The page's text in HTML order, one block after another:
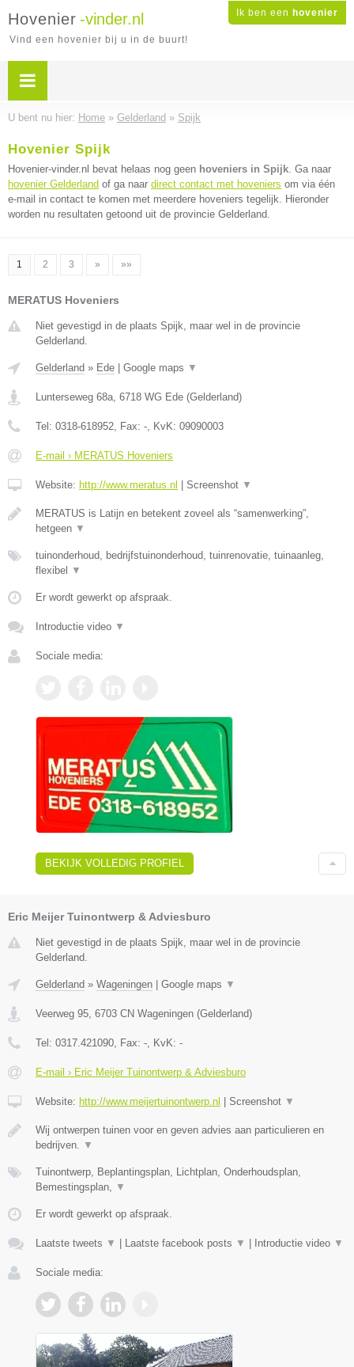
Ik ben een hovenier
Hovenier -vinder.nl
Vind een hovenier bij u in de buurt!
U bent nu hier: Home » Gelderland » Spijk
Hovenier Spijk
Hovenier-vinder.nl bevat helaas nog geen hoveniers in Spijk. Ga naar
hovenier Gelderland of ga naar direct contact met hoveniers om via één
e-mail in contact te komen met meerdere hoveniers tegelijk. Hieronder
worden nu resultaten getoond uit de provincie Gelderland.
1 2 3 » »»
MERATUS Hoveniers
Niet gevestigd in de plaats Spijk, maar wel in de provincie
Gelderland.
Gelderland » Ede Google maps ▼
Lunterseweg 68a, 6718 WG Ede (Gelderland)
Tel: 0318-618952, Fax: -, KvK: 09090003
E-mail › MERATUS Hoveniers
Website: http://www.meratus.nl Screenshot ▼
MERATUS is Latijn en betekent zoveel als “samenwerking”,
hetgeen ▼
tuinonderhoud, bedrijfstuinonderhoud, tuinrenovatie, tuinaanleg,
flexibel
▼
Er wordt gewerkt op afspraak.
Introductie video ▼
Sociale media:
BEKIJK VOLLEDIG PROFIEL
Eric Meijer Tuinontwerp & Adviesburo
Niet gevestigd in de plaats Spijk, maar wel in de provincie
Gelderland.
Gelderland » Wageningen Google maps ▼
Veerweg 95 6703 CN Wageningen (Gelderland)
Tel: 0317.421090 , Fax: - , KvK: -
E-mail › Eric Meijer Tuinontwerp & Adviesburo
Website: http://www.meijertuinontwerp.nl Screenshot ▼
Wij ontwerpen tuinen voor en geven advies aan particulieren en
bedrijven.
▼
Tuinontwerp, Beplantingsplan, Lichtplan, Onderhoudsplan,
Bemestingsplan,
▼
Er wordt gewerkt op afspraak.
Laatste tweets ▼ Laatste facebook posts ▼ Introductie video ▼
Sociale media: